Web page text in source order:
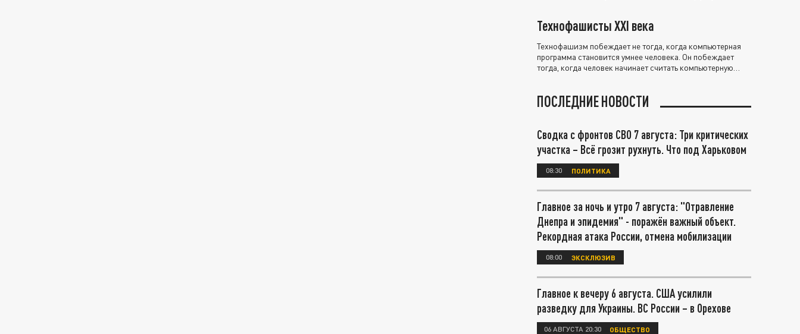
Технофашисты XXI века
Технофашизм побеждает не тогда, когда компьютерная
программа становится умнее человека. Он побеждает
тогда, когда человек начинает считать компьютерную
ПОСЛЕДНИЕ НОВОСТИ
Сводка с фронтов СВО 7 августа: Три критических
участка – Всё грозит рухнуть. Что под Харьковом
08:30 ПОЛИТИКА
Главное за ночь и утро 7 августа: "Отравление
Днепра и эпидемия" - поражён важный объект.
Рекордная атака России, отмена мобилизации
08:00 ЭКСКЛЮЗИВ
Главное к вечеру 6 августа. США усилили
разведку для Украины. ВС России – в Орехове
06 АВГУСТА 20:30 ОБЩЕСТВО